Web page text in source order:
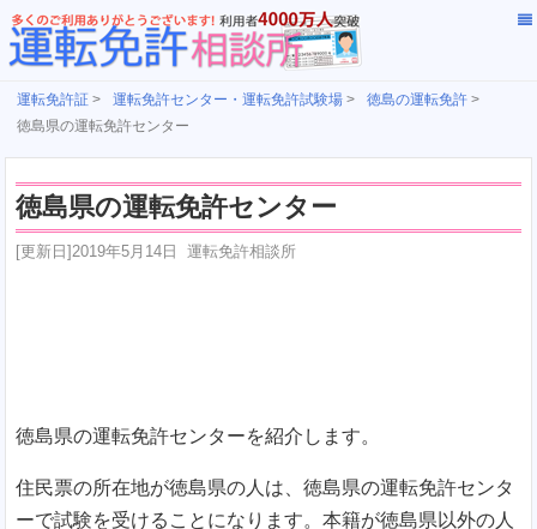
運転免許証 > 運転免許センター・運転免許試験場 > 徳島の運転免許 >
徳島県の運転免許センター
徳島県の運転免許センター
[更新日]2019年5月14日 運転免許相談所
徳島県の運転免許センターを紹介します。
住民票の所在地が徳島県の人は、徳島県の運転免許センタ
ーで試験を受けることになります。本籍が徳島県以外の人